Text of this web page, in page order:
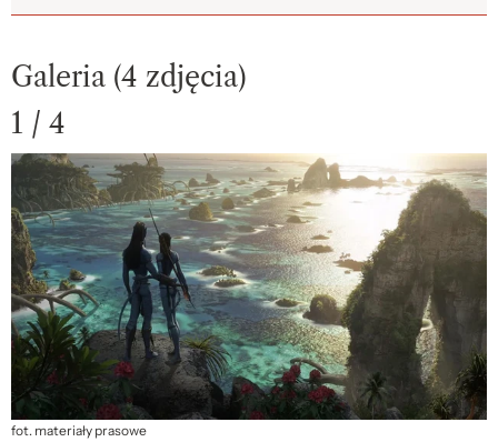
Galeria (4 zdjęcia)
1 / 4
fot. materiały prasowe